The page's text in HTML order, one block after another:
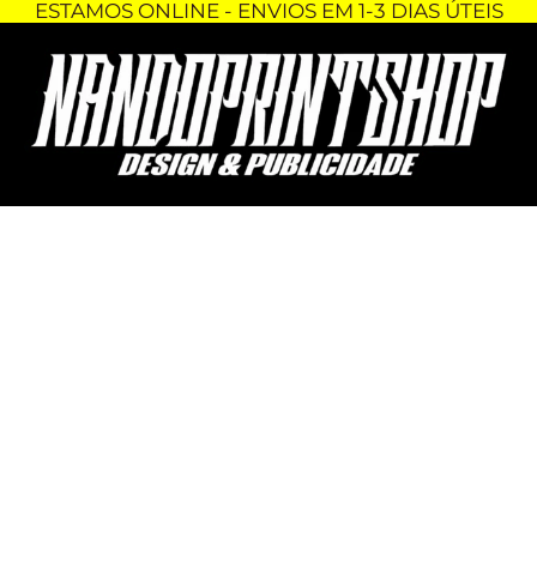
Skip
content
ESTAMOS ONLINE - ENVIOS EM 1-3 DIAS ÚTEIS
Quantidade
de
TSHIRT
-
25